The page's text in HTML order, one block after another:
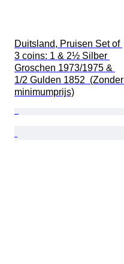
Duitsland, Pruisen Set of
3 coins: 1 & 2½ Silber
Groschen 1973/1975 &
1/2 Gulden 1852  (Zonder
minimumprijs)